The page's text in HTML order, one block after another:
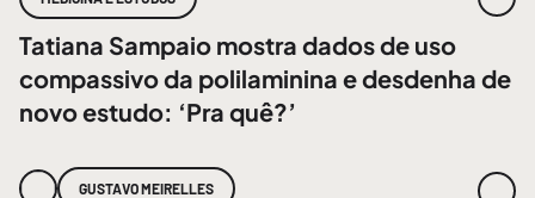
Tatiana Sampaio mostra dados de uso
compassivo da polilaminina e desdenha de
novo estudo: ‘Pra quê?’
GUSTAVO MEIRELLES